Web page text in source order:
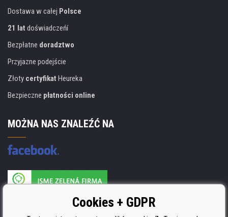
Dostawa w całej Polsce
21 lat doświadczeńí
Bezpłatne doradztwo
Przyjazne podejście
Złoty certyfikat Heureka
Bezpieczne płatności online
MOŻNA NAS ZNALEŹĆ NA
Producent wkładów posiada certyfikat
ISO 9001, ISO 14001 i STMC.Cookies + GDPR